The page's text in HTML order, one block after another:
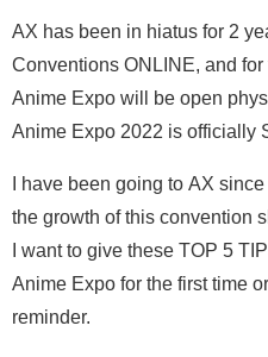
AX has been in hiatus for 2
Conventions ONLINE, and for
Anime Expo will be open
Anime Expo 2022 is officially
I have been going to AX
the growth of this convention
I want to give these TOP 5
Anime Expo for the first time
reminder.